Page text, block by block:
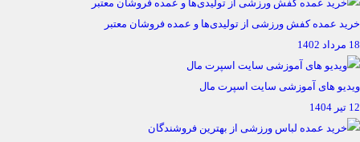
خرید عمده کفش ورزشی از تولیدی‌ها و عمده فروشان معتبر
18 مرداد 1402
ویدیو های آموزشی سایت اسپرت مال
12 تیر 1404